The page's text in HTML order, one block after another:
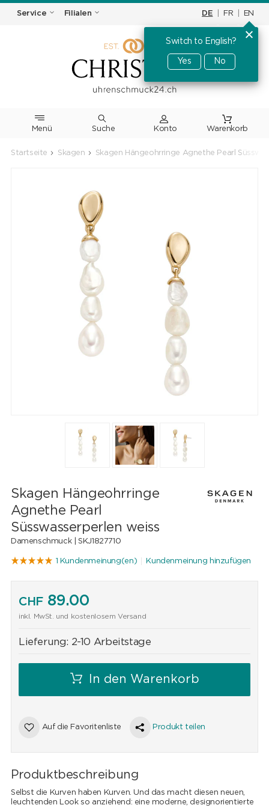
Service Filialen DE FR EN
Switch to English?
Yes No
Menü Suche Warenkorb
Startseite Skagen Skagen Hängeohrringe Agnethe Pearl
Skagen Hängeohrringe
Agnethe Pearl
Süsswasserperlen weiss
Damenschmuck |SKJ1827710
1 Kundenmeinung(en) Kundenmeinung hinzufügen
CHF89.00
inkl. MwSt. und kostenlosem Versand
Lieferung: 2-10 Arbeitstage
In den Warenkorb
Auf die Favoritenliste Produkt teilen
Produktbeschreibung
Selbst die Kurven haben Kurven. Und das macht diesen neuen,
leuchtenden Look so anziehend: eine moderne, designorientierte